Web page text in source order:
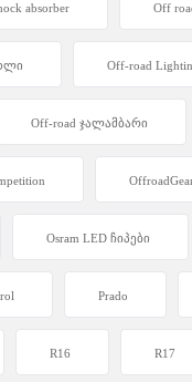
absorber Off
Off-road
Off-road ჯალამბარი
Osram LED ჩიპები
Prado
R16 R17